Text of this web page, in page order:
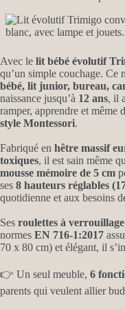
Avec le lit bébé évolutif
qu’un simple couchage. Ce
bébé, lit junior, bureau,
naissance jusqu’à 12 ans, il
ramper, apprendre et même
style Montessori.
Fabriqué en hêtre massif
toxiques, il est sain même
mousse mémoire de 5 cm
ses 8 hauteurs réglables
quotidienne et aux besoins
Ses roulettes à verrouillage
normes EN 716-1:2017
70 x 80 cm) et élégant, il
👉 Un seul meuble, 6
parents qui veulent allier